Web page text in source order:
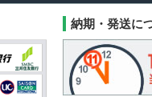
納期・発送に